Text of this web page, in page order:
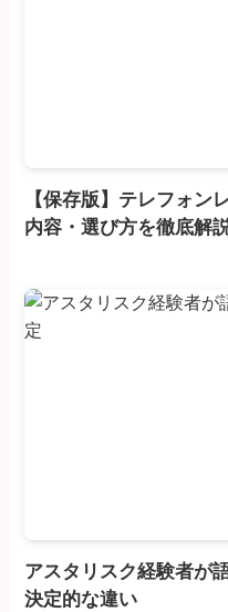
【保存版】テレフォン
内容・選び方を徹底解
アスタリスク経験者が
決定的な違い